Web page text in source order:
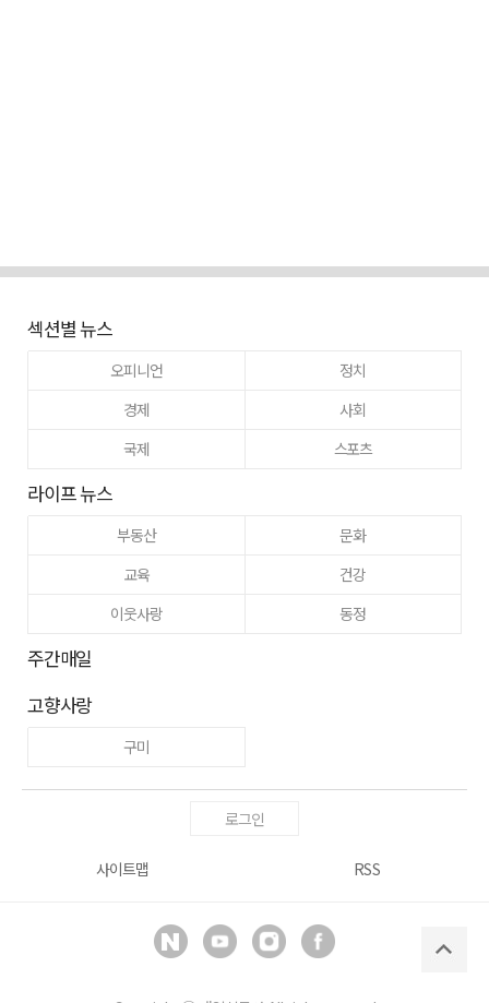
섹션별 뉴스
오피니언
정치
경제
사회
국제
스포츠
라이프 뉴스
부동산
문화
교육
건강
이웃사랑
동정
주간매일
고향사랑
구미
로그인
사이트맵 RSS